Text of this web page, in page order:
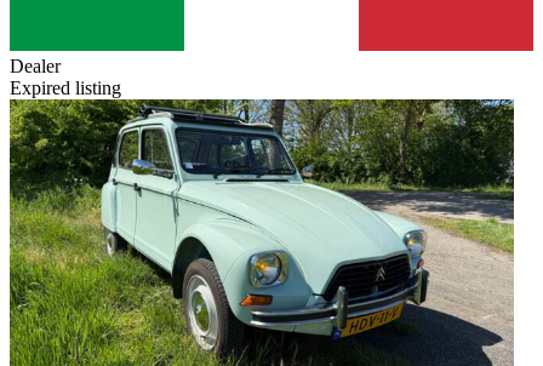
Dealer
Expired listing